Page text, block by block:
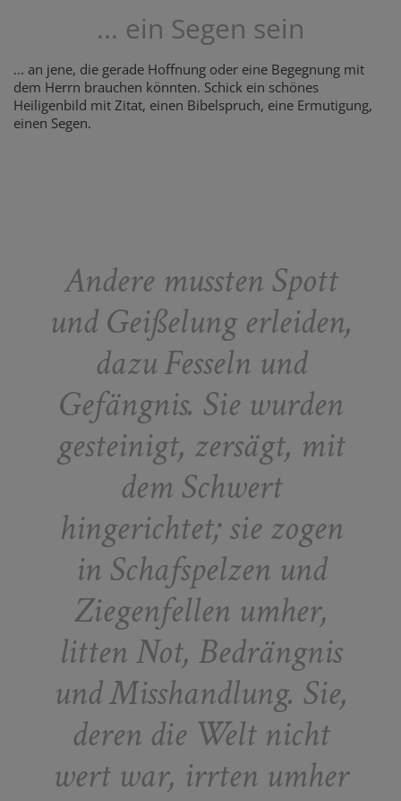
... ein Segen sein
... an jene, die gerade Hoffnung oder eine Begegnung mit
dem Herrn brauchen könnten. Schick ein schönes
Heiligenbild mit Zitat, einen Bibelspruch, eine Ermutigung,
einen Segen.
Andere mussten Spott
und Geißelung erleiden,
dazu Fesseln und
Gefängnis. Sie wurden
gesteinigt, zersägt, mit
dem Schwert
hingerichtet; sie zogen
in Schafspelzen und
Ziegenfellen umher,
litten Not, Bedrängnis
und Misshandlung. Sie,
deren die Welt nicht
wert war, irrten umher